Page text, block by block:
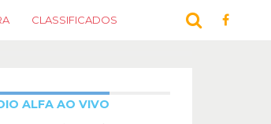
CLASSIFICADOS
ALFA AO VIVO